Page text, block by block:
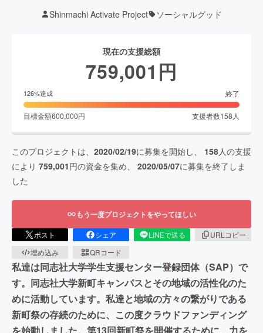
Shinmachi Activate Project ソーシャルグッド
現在の支援総額
759,001 円
126%達成 終了
目標金額600,000円 支援者数158 人
このプロジェクトは、 2020/02/19に募集を開始し、 158人の支援
により 759,001円の資金を集め、 2020/05/07に募集を終了しま
した
もう一度プロジェクトをやってほしい
ポスト シェア LINEで送る
URLコピー
埋め込み
QRコード
私達は同志社大学学生支援センター登録団体（SAP）で
す。同志社大学新町キャンパスとその地域の活性化のた
めに活動しています。私達と地域の方々の繋がりである
新町祭の存続のために、この度クラウドファンディング
を始動しました。第13回新町祭を開催するために、力を